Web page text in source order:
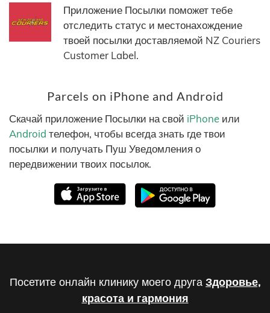
Приложение Посылки поможет тебе
отследить статус и местонахождение
твоей посылки доставляемой NZ Couriers
Customer Label.
Parcels on iPhone and Android
Скачай приложение Посылки на свой iPhone или
Android телефон, чтобы всегда знать где твои
посылки и получать Пуш Уведомления о
передвижении твоих посылок.
Посетите онлайн клинику моего друга Здоровье,
красота и гармония